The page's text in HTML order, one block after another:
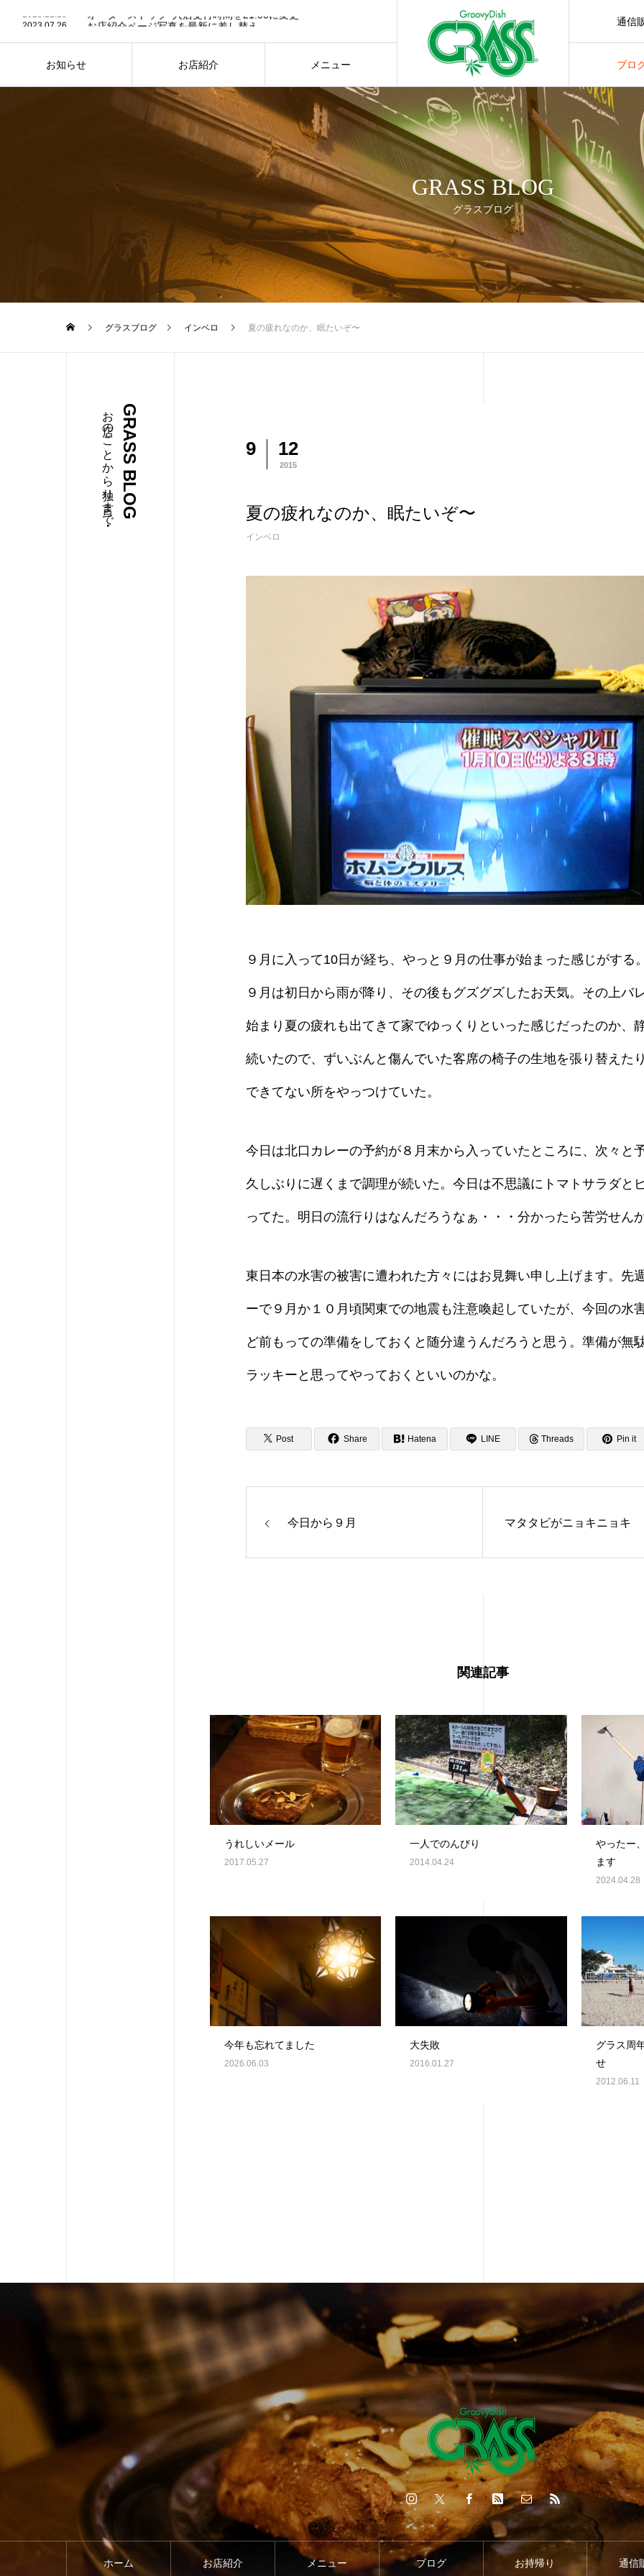
お知らせ お店紹介 メニュー ブロ
2023.07.26 お店紹介ページ写真を最新に差し替え
2025.12.15 オーダーストップ･入店受付時間を21:00に変更
通信
GRASS BLOG
グラスブログ
グラスブログ インベロ 夏の疲れなのか、眠たいぞ〜
GRASS BLOG
お店のことから独り言まで・・・ 9 12
2015
夏の疲れなのか、眠たいぞ〜
インベロ
９月に入って10日が経ち、やっと９月の仕事が始まった感じがする
９月は初日から雨が降り、その後もグズグズしたお天気。その上バ
始まり夏の疲れも出てきて家でゆっくりといった感じだったのか、
続いたので、ずいぶんと傷んでいた客席の椅子の生地を張り替えた
できてない所をやっつけていた。
今日は北口カレーの予約が８月末から入っていたところに、次々と
久しぶりに遅くまで調理が続いた。今日は不思議にトマトサラダと
ってた。明日の流行りはなんだろうなぁ・・・分かったら苦労せん
東日本の水害の被害に遭われた方々にはお見舞い申し上げます。先
ーで９月か１０月頃関東での地震も注意喚起していたが、今回の水
ど前もっての準備をしておくと随分違うんだろうと思う。準備が無
ラッキーと思ってやっておくといいのかな。
Post Share Hatena LINE Threads Pin it
今日から９月 マタタビがニョキニョキ
関連記事
うれしいメール
2017.05.27
一人でのんびり
2014.04.24
やったー
ます
2024.04.28
今年も忘れてました
2026.06.03
大失敗
2016.01.27
グラス周
せ
2012.06.11
ホーム お店紹介 メニュー ブログ お持帰り 通信